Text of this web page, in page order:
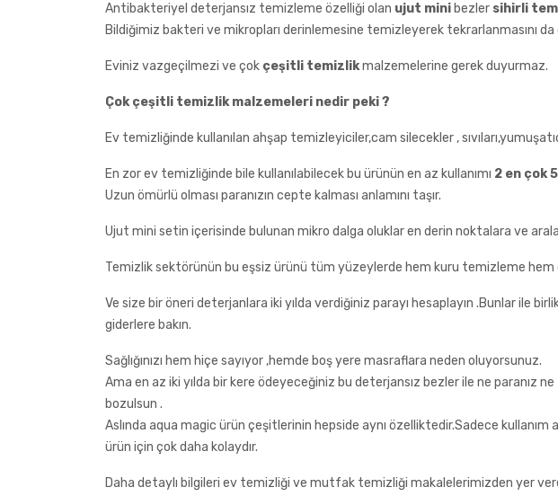
Antibakteriyel deterjansız temizleme özelliği olan ujut mini bezler sihirli
Bildiğimiz bakteri ve mikropları derinlemesine temizleyerek tekrarlanmasını
Eviniz vazgeçilmezi ve çok çeşitli temizlikmalzemelerine gerek duyurmaz.
Çok çeşitli temizlik malzemeleri nedir peki ?
Ev temizliğinde kullanılan ahşap temizleyiciler,cam silecekler ,
En zor ev temizliğinde bile kullanılabilecek bu ürünün en az kullanımı 2 en çok
Uzun ömürlü olması paranızın cepte kalması anlamını taşır.
Ujut mini setin içerisinde bulunan mikro dalga oluklar en derin noktalara ve
Temizlik sektörünün bu eşsiz ürünü tüm yüzeylerde hem kuru temizleme hem
Ve size bir öneri deterjanlara iki yılda verdiğiniz parayı hesaplayın .Bunlar ile
giderlere bakın.
Sağlığınızı hem hiçe sayıyor ,hemde boş yere masraflara neden oluyorsunuz.
Ama en az iki yılda bir kere ödeyeceğiniz bu deterjansız bezler ile ne paranız ne
bozulsun .
Aslında aqua magic ürün çeşitlerinin hepside aynı özelliktedir.Sadece kullanım
ürün için çok daha kolaydır.
Daha detaylı bilgileri ev temizliği ve mutfak temizliği makalelerimizden yer